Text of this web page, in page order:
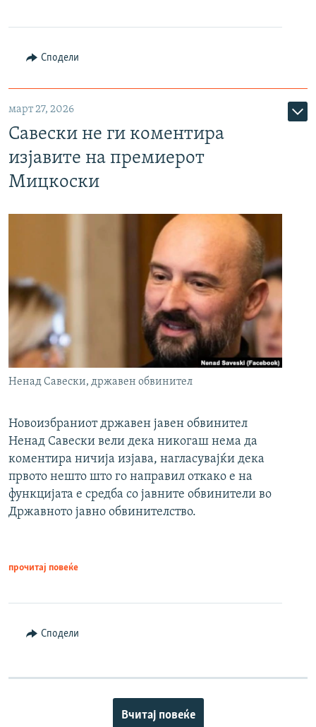
Сподели
март 27, 2026
Савески не ги коментира
изјавите на премиерот
Мицкоски
Ненад Савески, државен обвинител
Новоизбраниот државен јавен обвинител
Ненад Савески вели дека никогаш нема да
коментира ничија изјава, нагласувајќи дека
првото нешто што го направил откако е на
функцијата е средба со јавните обвинители во
Државното јавно обвинителство.
прочитај повеќе
Сподели
Вчитај повеќе